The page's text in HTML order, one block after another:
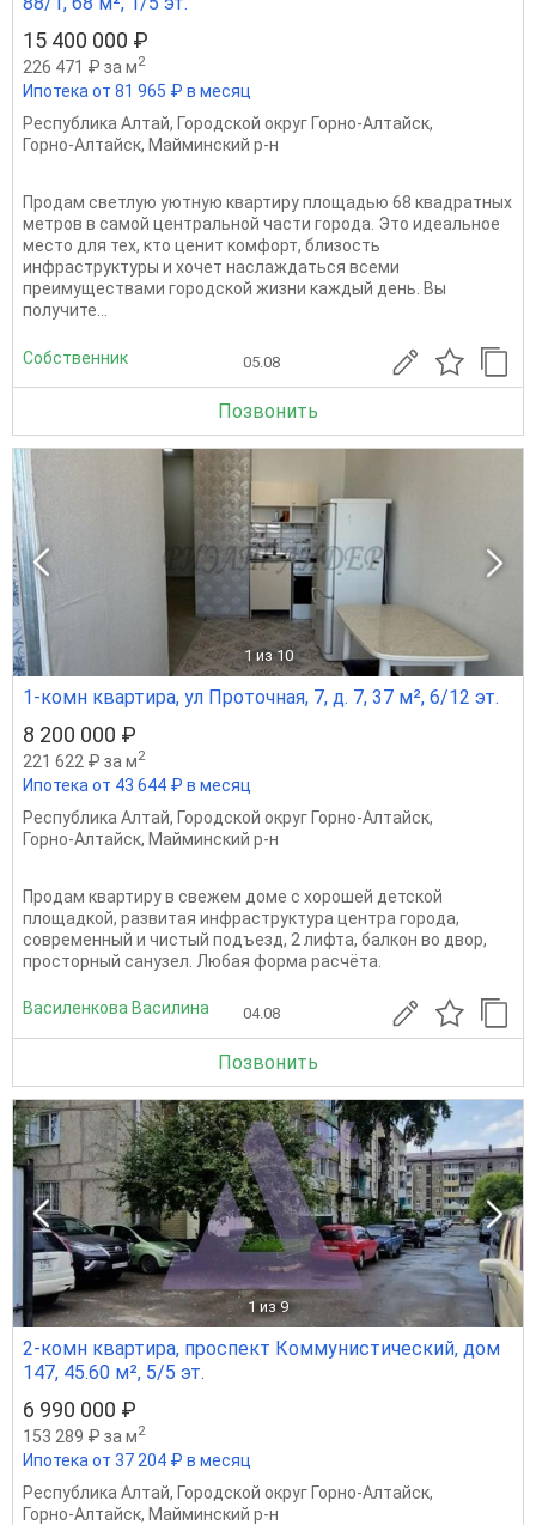
15 400 000 ₽
226 471 ₽ за м2
Ипотека от 81 965 ₽ в месяц
Республика Алтай, Городской округ Горно-Алтайск,
Горно-Алтайск, Майминский р-н
Продам светлую уютную квартиру площадью 68 квадратных
метров в самой центральной части города. Это идеальное
место для тех, кто ценит комфорт, близость
инфраструктуры и хочет наслаждаться всеми
преимуществами городской жизни каждый день. Вы
получите...
Собственник 05.08
Позвонить
1 из 10
1-комн квартира, ул Проточная, 7, д. 7, 37 м², 6/12 эт.
8 200 000 ₽
221 622 ₽ за м2
Ипотека от 43 644 ₽ в месяц
Республика Алтай, Городской округ Горно-Алтайск,
Горно-Алтайск, Майминский р-н
Продам квартиру в свежем доме с хорошей детской
площадкой, развитая инфраструктура центра города,
современный и чистый подъезд, 2 лифта, балкон во двор,
просторный санузел. Любая форма расчёта.
Василенкова Василина 04.08
Позвонить
1 из 9
2-комн квартира, проспект Коммунистический, дом
147, 45.60 м², 5/5 эт.
6 990 000 ₽
153 289 ₽ за м2
Ипотека от 37 204 ₽ в месяц
Республика Алтай, Городской округ Горно-Алтайск,
Горно-Алтайск, Майминский р-н